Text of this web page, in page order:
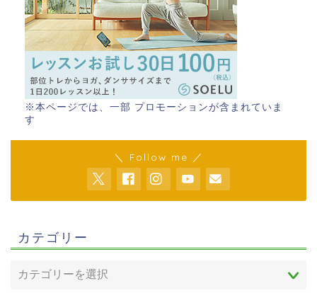
※本ページでは、一部 プロモーションが含まれていま
す
＼ Follow me ／
カテゴリー